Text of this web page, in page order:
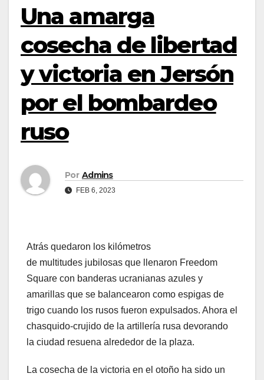
Una amarga
cosecha de libertad
y victoria en Jersón
por el bombardeo
ruso
Por Admins
FEB 6, 2023
Atrás quedaron los kilómetros
de multitudes jubilosas que llenaron Freedom
Square con banderas ucranianas azules y
amarillas que se balancearon como espigas de
trigo cuando los rusos fueron expulsados. Ahora el
chasquido-crujido de la artillería rusa devorando
la ciudad resuena alrededor de la plaza.
La cosecha de la victoria en el otoño ha sido un